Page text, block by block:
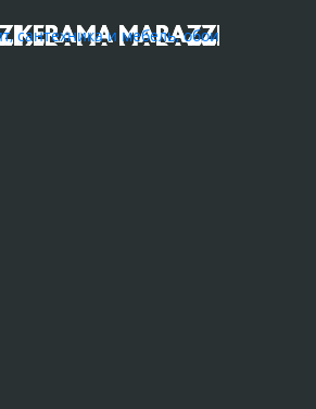
сантехника и мебель, обои